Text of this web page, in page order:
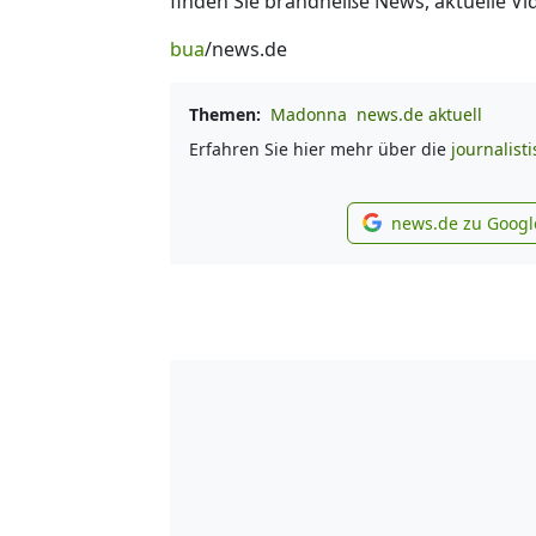
bua/news.de
Themen: Madonna news.de aktuell
Erfahren Sie hier mehr über die
news.de zu